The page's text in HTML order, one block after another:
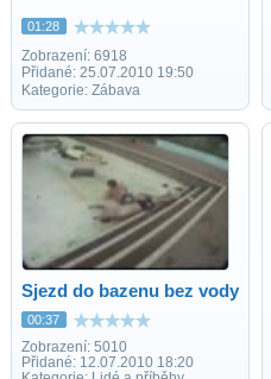
01:28
Zobrazení: 6918
Přidané: 25.07.2010 19:50
Kategorie: Zábava
Sjezd do bazenu bez vody
00:37
Zobrazení: 5010
Přidané: 12.07.2010 18:20